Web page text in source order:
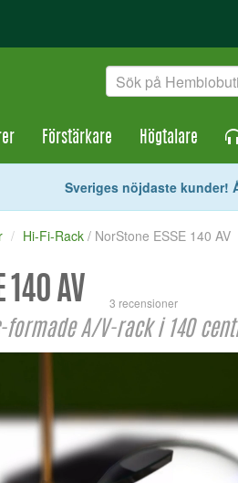
Förstärkare Högtalare
Sveriges nöjdaste kunder!
Hi-Fi-Rack / NorStone ESSE 140 AV
140 AV 3 recensioner
formade A/V-rack i 140